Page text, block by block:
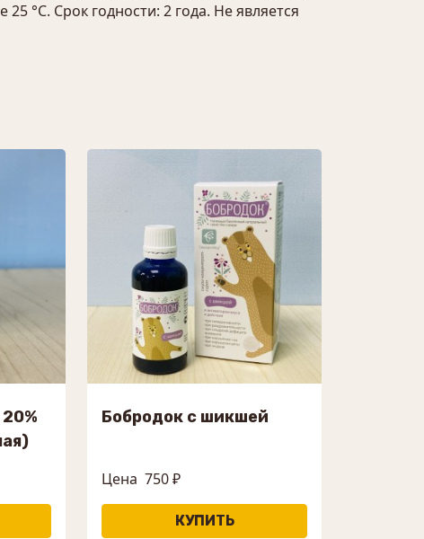
°С. Срок годности: 2 года. Не является
Бобродок с шикшей
Цена 750 ₽